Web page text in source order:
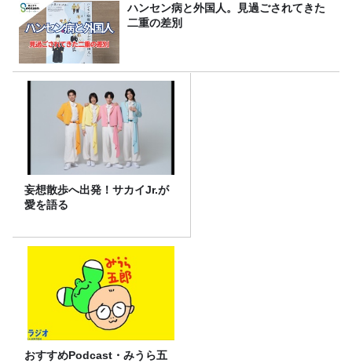
ハンセン病と外国人。見過ごされてきた
二重の差別
妄想散歩へ出発！サカイJr.が
愛を語る
おすすめPodcast・みうら五